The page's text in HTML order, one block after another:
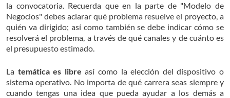
la convocatoria. Recuerda que en la parte de "Modelo de
Negocios" debes aclarar qué problema resuelve el proyecto, a
quién va dirigido; así como también se debe indicar cómo se
resolverá el problema, a través de qué canales y de cuánto es
el presupuesto estimado.
La temática es libre así como la elección del dispositivo o
sistema operativo. No importa de qué carrera seas siempre y
cuando tengas una idea que pueda ayudar a los demás a